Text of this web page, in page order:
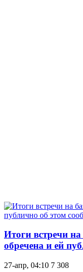
Итоги встречи
обречена и ей
27-апр, 04:10 7 308